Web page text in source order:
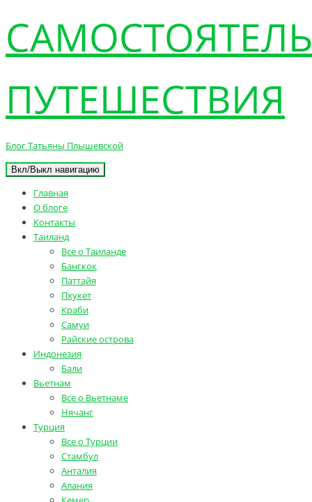
ПУТЕШЕСТВИЯ
Блог Татьяны Плышевской
Вкл/Выкл навигацию
Главная
О блоге
Контакты
Таиланд
Все о Таиланде
Бангкок
Паттайя
Пхукет
Краби
Самуи
Райские острова
Индонезия
Бали
Вьетнам
Все о Вьетнаме
Нячанг
Турция
Все о Турции
Стамбул
Анталия
Алания